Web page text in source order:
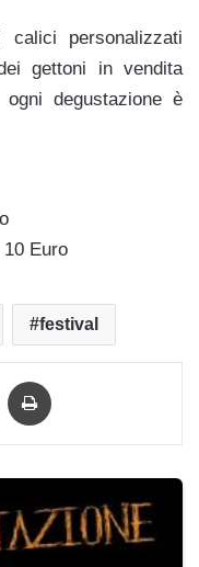
calici personalizzati
gettoni in vendita
ogni degustazione è
Euro
festival
Condividi via mail